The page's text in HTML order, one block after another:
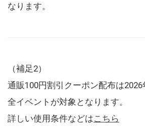
なります。
（補足2）
通販100円割引クーポン配布は
全イベントが対象となります。
詳しい使用条件などはこちら